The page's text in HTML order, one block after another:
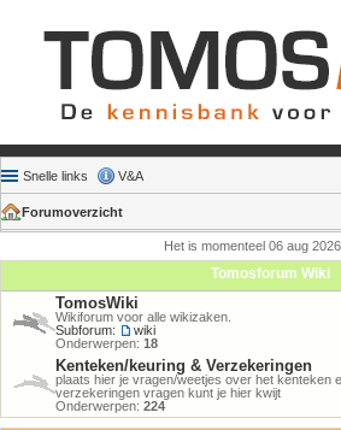
Snelle links V&A
Forumoverzicht
Het is momenteel 06 aug
Tomosforum Wiki
TomosWiki
Wikiforum voor alle wikizaken.
Subforum:
wiki
Onderwerpen: 18
Kenteken/keuring & Verzekeringen
plaats hier je vragen/weetjes over het kenteken
verzekeringen vragen kunt je hier kwijt
Onderwerpen: 224